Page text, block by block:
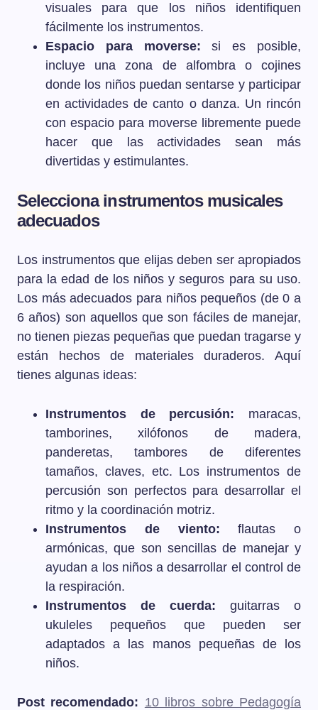
visuales para que los niños identifiquen
fácilmente los instrumentos.
Espacio para moverse: si es posible,
incluye una zona de alfombra o cojines
donde los niños puedan sentarse y participar
en actividades de canto o danza. Un rincón
con espacio para moverse libremente puede
hacer que las actividades sean más
divertidas y estimulantes.
Selecciona instrumentos musicales
adecuados
Los instrumentos que elijas deben ser apropiados
para la edad de los niños y seguros para su uso.
Los más adecuados para niños pequeños (de 0 a
6 años) son aquellos que son fáciles de manejar,
no tienen piezas pequeñas que puedan tragarse y
están hechos de materiales duraderos. Aquí
tienes algunas ideas:
Instrumentos de percusión: maracas,
tamborines, xilófonos de madera,
panderetas, tambores de diferentes
tamaños, claves, etc. Los instrumentos de
percusión son perfectos para desarrollar el
ritmo y la coordinación motriz.
Instrumentos de viento: flautas o
armónicas, que son sencillas de manejar y
ayudan a los niños a desarrollar el control de
la respiración.
Instrumentos de cuerda: guitarras o
ukuleles pequeños que pueden ser
adaptados a las manos pequeñas de los
niños.
Post recomendado: 10 libros sobre Pedagogía